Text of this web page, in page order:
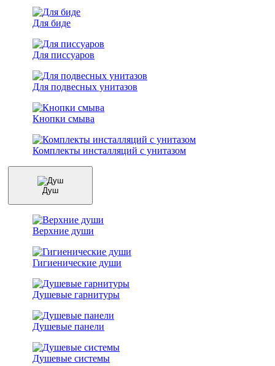
Для биде
Для писсуаров
Для подвесных унитазов
Кнопки смыва
Комплекты инсталляций с унитазом
Душ
Верхние души
Гигиенические души
Душевые гарнитуры
Душевые панели
Душевые системы